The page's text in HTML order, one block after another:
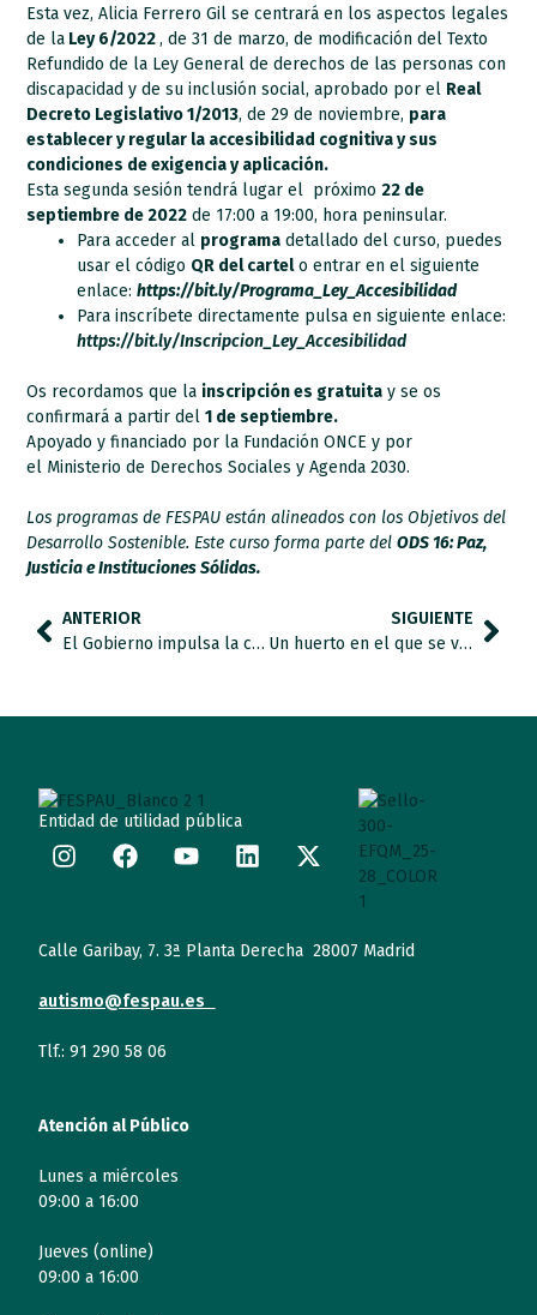
Esta vez, Alicia Ferrero Gil se centrará en los aspectos legales
de la Ley 6/2022, de 31 de marzo, de modificación del Texto
Refundido de la Ley General de derechos de las personas con
discapacidad y de su inclusión social, aprobado por el Real
Decreto Legislativo 1/2013, de 29 de noviembre, para
establecer y regular la accesibilidad cognitiva y sus
condiciones de exigencia y aplicación.
Esta segunda sesión tendrá lugar el próximo22 de
septiembre de 2022 de 17:00 a 19:00, hora peninsular.
Para acceder al programa detallado del curso, puedes
usar el código QR del cartelo entrar en el siguiente
enlace:https://bit.ly/Programa_Ley_Accesibilidad
Para inscríbete directamente pulsa en siguiente enlace:
https://bit.ly/Inscripcion_Ley_Accesibilidad
Os recordamos que la inscripción es gratuita y se os
confirmará a partir del1 de septiembre.
Apoyado y financiado por la Fundación ONCE y por
el Ministerio de Derechos Sociales y Agenda 2030.
Los programas de FESPAU están alineados con los Objetivos del
Desarrollo Sostenible. Este curso forma parte delODS 16: Paz,
Justicia e Instituciones Sólidas.
ANTERIOR
El Gobierno impulsa la creación de un centro de investigación y formación en trastorno del espectro del autismo para dar cobertura a las necesidades del colectivo.
SIGUIENTE
Un huerto en el que se visibilizan capacidades
Entidad de utilidad pública
Calle Garibay, 7. 3ª Planta Derecha 28007 Madrid
autismo@fespau.es
Tlf.: 91 290 58 06
Atención al Público
Lunes a miércoles
09:00 a 16:00
Jueves (online)
09:00 a 16:00